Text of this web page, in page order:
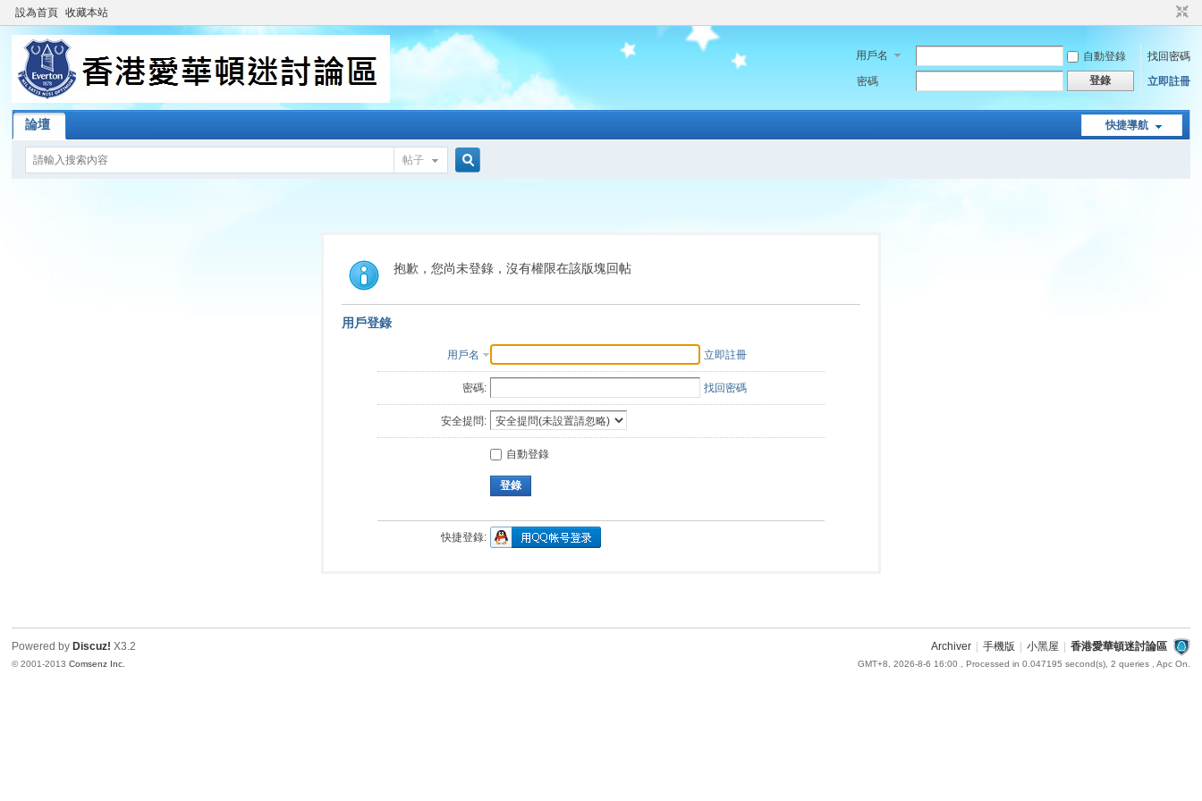
設為首頁 收藏本站
用戶名 自動登錄
找回密碼
密碼
登錄 立即註冊
快捷導航
論壇
帖子
索
抱歉，您尚未登錄，沒有權限在該版塊回帖
用戶登錄
用戶名 立即註冊
密碼: 找回密碼
安全提問:
自動登錄
登錄
快捷登錄:
Archiver 手機版 小黑屋 香港愛華頓迷討論區
GMT+8, 2026-8-6 16:00 , Processed in 0.047195 second(s), 2 queries , Apc On.
Powered by Discuz! X3.2
© 2001-2013Comsenz Inc.